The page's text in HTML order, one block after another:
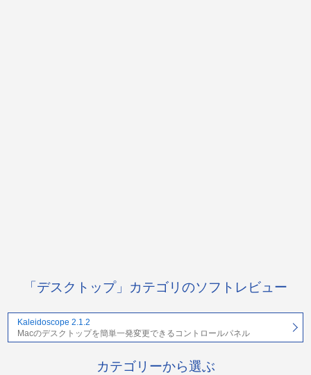
「デスクトップ」カテゴリのソフトレビュー
Kaleidoscope 2.1.2
Macのデスクトップを簡単一発変更できるコントロールパネル
カテゴリーから選ぶ